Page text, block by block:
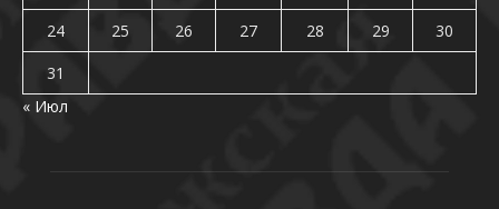
24
25 26 27 28 29
30
31
« Июл